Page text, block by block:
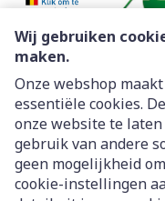
Wij gebruiken
maken.
Onze webshop
essentiële cookies.
onze website te
gebruik van andere
geen mogelijkheid
cookie-instellingen
Juridische links